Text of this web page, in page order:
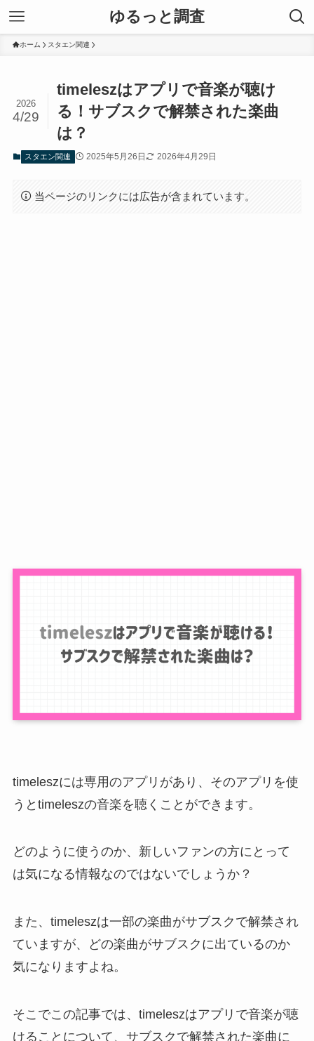
ゆるっと調査
ホーム スタエン関連
timeleszはアプリで音楽が聴け
る！サブスクで解禁された楽曲
は？
2026
4/29
スタエン関連 2025年5月26日 2026年4月29日
当ページのリンクには広告が含まれています。
timeleszには専用のアプリがあり、そのアプリを使
うとtimeleszの音楽を聴くことができます。
どのように使うのか、新しいファンの方にとって
は気になる情報なのではないでしょうか？
また、timeleszは一部の楽曲がサブスクで解禁され
ていますが、どの楽曲がサブスクに出ているのか
気になりますよね。
そこでこの記事では、 timeleszはアプリで音楽が聴
けることについて、サブスクで解禁された楽曲に